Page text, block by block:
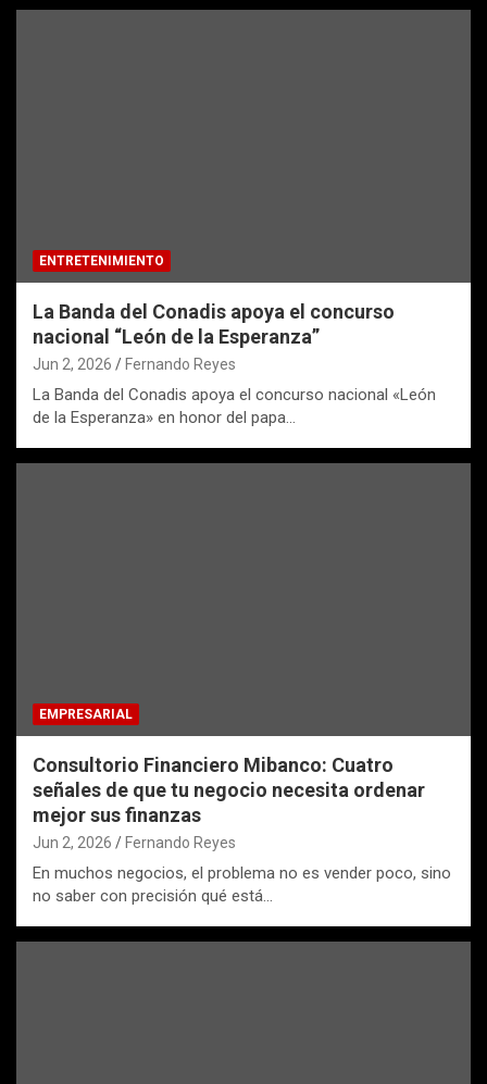
ENTRETENIMIENTO
La Banda del Conadis apoya el concurso
nacional “León de la Esperanza”
Jun 2, 2026 Fernando Reyes
La Banda del Conadis apoya el concurso nacional «León
de la Esperanza» en honor del papa…
EMPRESARIAL
Consultorio Financiero Mibanco: Cuatro
señales de que tu negocio necesita ordenar
mejor sus finanzas
Jun 2, 2026 Fernando Reyes
En muchos negocios, el problema no es vender poco, sino
no saber con precisión qué está…